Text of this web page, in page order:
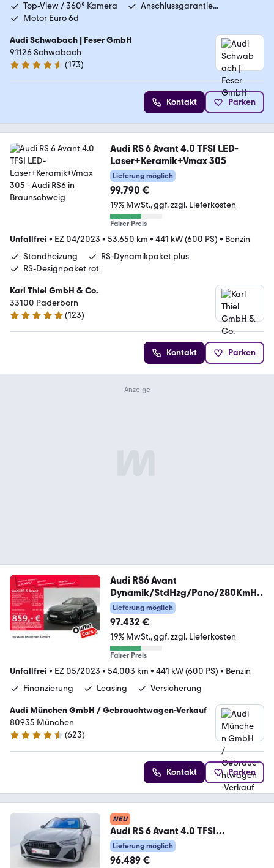
Top-View / 360° Kamera
Anschlussgarantie...
Motor Euro 6d
Audi Schwabach | Feser GmbH
91126 Schwabach
4.6 Sterne
(173)
Kontakt Parken
Audi RS 6 Avant 4.0 TFSI LED-
Laser+Keramik+Vmax 305
Lieferung möglich
99.790 €
19% MwSt. ggf. zzgl. Lieferkosten
Fairer Preis
Unfallfrei • EZ 04/2023 • 53.650 km • 441 kW (600 PS) • Benzin
Standheizung
RS-Dynamikpaket plus
RS-Designpaket rot
Karl Thiel GmbH & Co.
33100 Paderborn
4.9 Sterne
(123)
Kontakt Parken
Audi RS6 Avant
Dynamik/StdHzg/Pano/280KmH/
B&O/HuD/Luf
Lieferung möglich
97.432 €
19% MwSt. ggf. zzgl. Lieferkosten
Fairer Preis
Unfallfrei • EZ 05/2023 • 54.003 km • 441 kW (600 PS) • Benzin
Finanzierung
Leasing Versicherung
Audi München GmbH / Gebrauchtwagen-Verkauf
80935 München
4.5 Sterne
(623)
Kontakt Parken
NEU
Audi RS 6 Avant 4.0 TFSI
TIPT*QUA*MATRIX*PANO*B&O*H
UD
Lieferung möglich
96.489 €